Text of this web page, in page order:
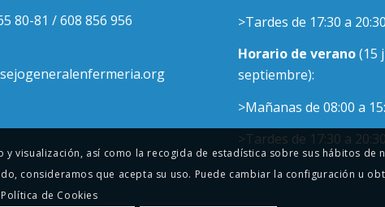
80-81 / 608 856 956
>Tardes de 17:30 a 20:30
Horario de verano(15
septiembre):
>Mañanas de 08:00 a
>Tardes de 17:30 a 20:30
visualización, así como la recogida de estadística sobre sus hábitos de
consideramos que acepta su uso. Puede cambiar la configuración u
Política de Cookies